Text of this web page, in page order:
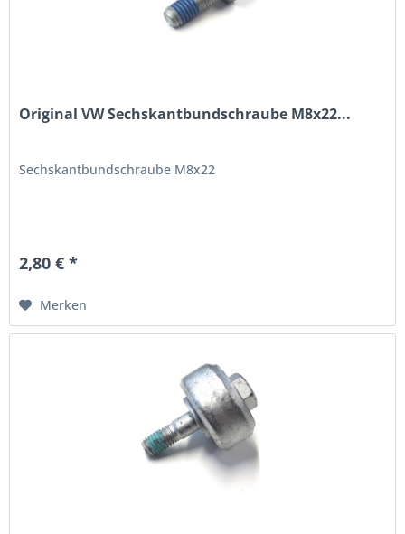
Original VW Sechskantbundschraube M8x22...
Sechskantbundschraube M8x22
2,80 € *
Merken